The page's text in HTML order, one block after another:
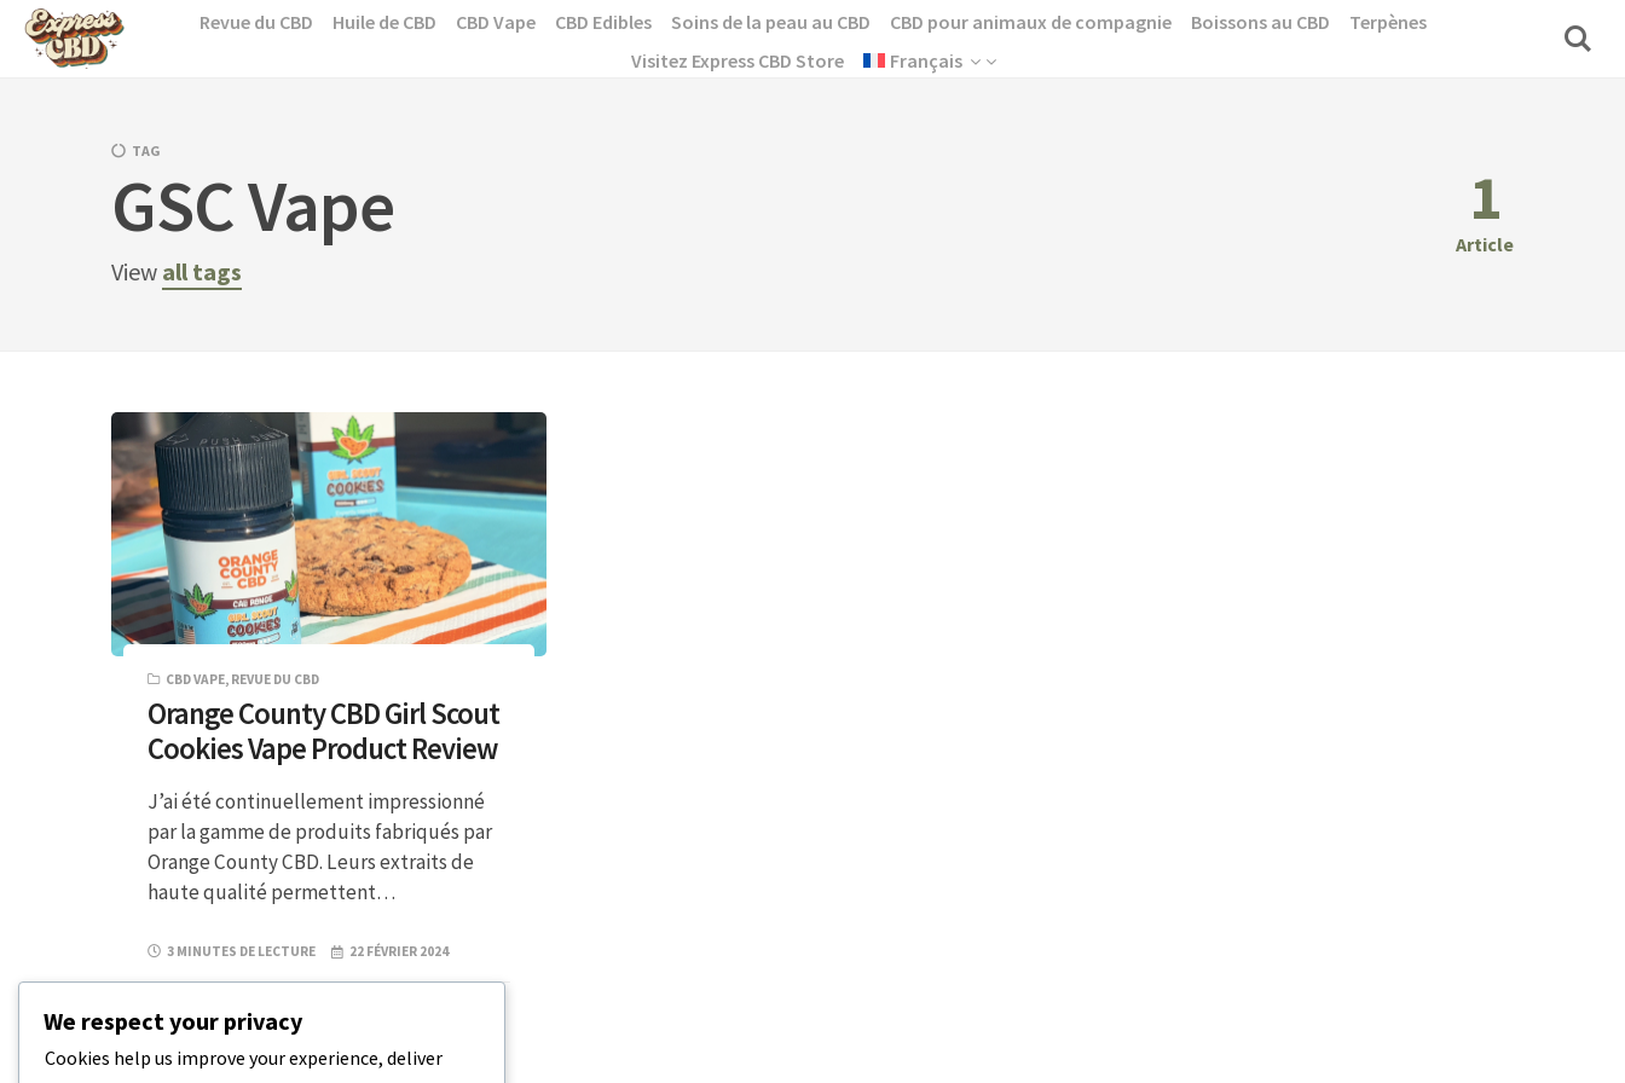
Skip
Revue du CBD Huile de CBD CBD Vape CBD Edibles Soins de la peau au CBD CBD pour animaux de compagnie Boissons au CBD
Terpènes
Visitez Express CBD Store
Français
TAG
GSC Vape
View all tags
1
Article
CBD VAPE, REVUE DU CBD
Orange County CBD Girl Scout
Cookies Vape Product Review
J’ai été continuellement impressionné
par la gamme de produits fabriqués par
Orange County CBD. Leurs extraits de
haute qualité permettent…
3 MINUTES DE LECTURE 22 FÉVRIER 2024
We respect your privacy
Cookies help us improve your experience, deliver